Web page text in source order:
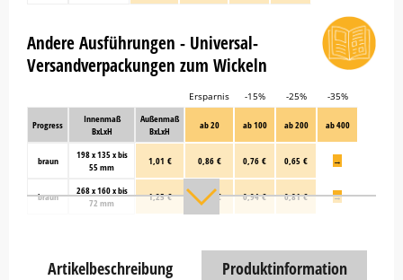
Andere Ausführungen - Universal-
Versandverpackungen zum Wickeln
Ersparnis -15% -25% -35%
Progress
Innenmaß
BxLxH
Außenmaß
BxLxH
ab 20 ab 100 ab 200 ab 400
braun
198 x 135 x bis
55 mm
1,01 € 0,86 € 0,76 € 0,65 € →
braun
268 x 160 x bis
72 mm
1,25 € 1,06 € 0,94 € 0,81 € →
Artikelbeschreibung Produktinformation